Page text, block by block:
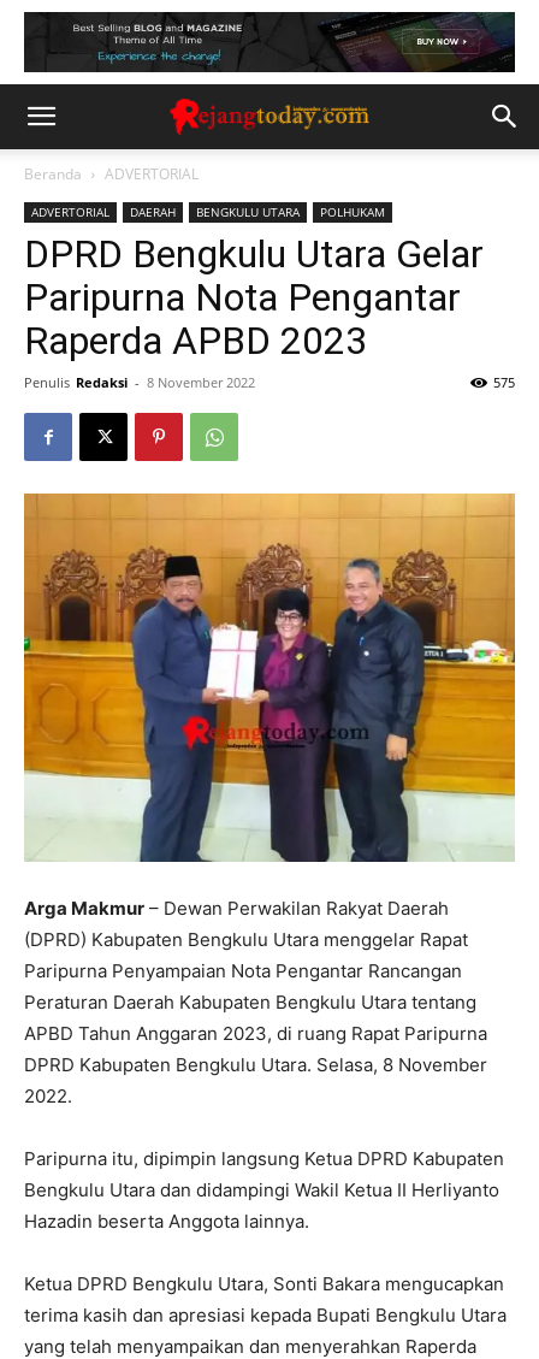
Beranda ADVERTORIAL
ADVERTORIAL DAERAH BENGKULU UTARA POLHUKAM
DPRD Bengkulu Utara Gelar
Paripurna Nota Pengantar
Raperda APBD 2023
Penulis Redaksi - 8 November 2022 575
Arga Makmur – Dewan Perwakilan Rakyat Daerah
(DPRD) Kabupaten Bengkulu Utara menggelar Rapat
Paripurna Penyampaian Nota Pengantar Rancangan
Peraturan Daerah Kabupaten Bengkulu Utara tentang
APBD Tahun Anggaran 2023, di ruang Rapat Paripurna
DPRD Kabupaten Bengkulu Utara. Selasa, 8 November
2022.
Paripurna itu, dipimpin langsung Ketua DPRD Kabupaten
Bengkulu Utara dan didampingi Wakil Ketua II Herliyanto
Hazadin beserta Anggota lainnya.
Ketua DPRD Bengkulu Utara, Sonti Bakara mengucapkan
terima kasih dan apresiasi kepada Bupati Bengkulu Utara
yang telah menyampaikan dan menyerahkan Raperda